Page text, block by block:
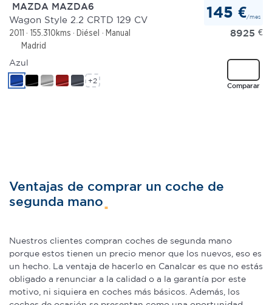
MAZDA MAZDA6
Wagon Style 2.2 CRTD 129 CV
2011 155.310kms Diésel
Manual
Madrid
145 €/mes
8925 €
Comparar
Azul
+2
Ventajas de comprar un coche de
segunda mano
Nuestros clientes compran coches de segunda mano
porque estos tienen un precio menor que los nuevos, eso es
un hecho. La ventaja de hacerlo en Canalcar es que no estás
obligado a renunciar a la calidad o a la garantía por este
motivo, ni siquiera en coches más básicos. Además, los